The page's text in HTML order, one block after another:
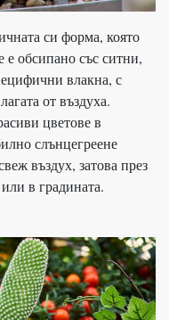
си форма, която
е обсипано със ситни,
влакна, с
от въздуха.
цветове в
слънцегреене
въздух, затова през
в градината.